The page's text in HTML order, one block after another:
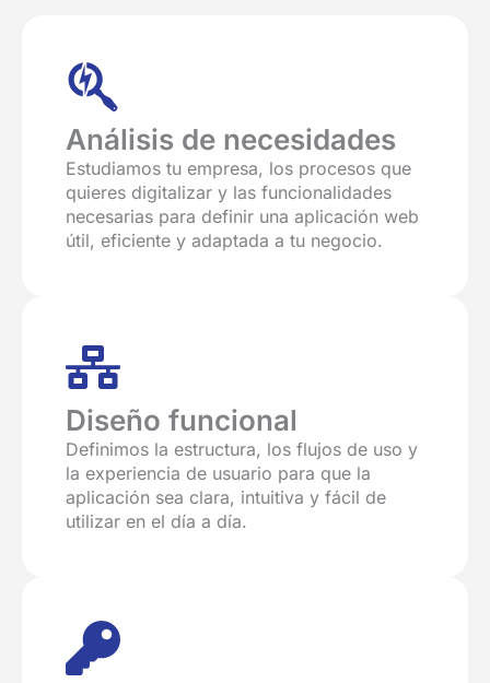
Análisis de necesidades
Estudiamos tu empresa, los procesos que
quieres digitalizar y las funcionalidades
necesarias para definir una aplicación web
útil, eficiente y adaptada a tu negocio.
Diseño funcional
Definimos la estructura, los flujos de uso y
la experiencia de usuario para que la
aplicación sea clara, intuitiva y fácil de
utilizar en el día a día.